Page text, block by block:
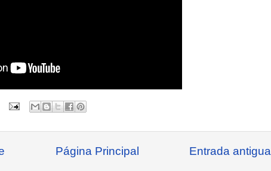
Entrada antigua
Página Principal